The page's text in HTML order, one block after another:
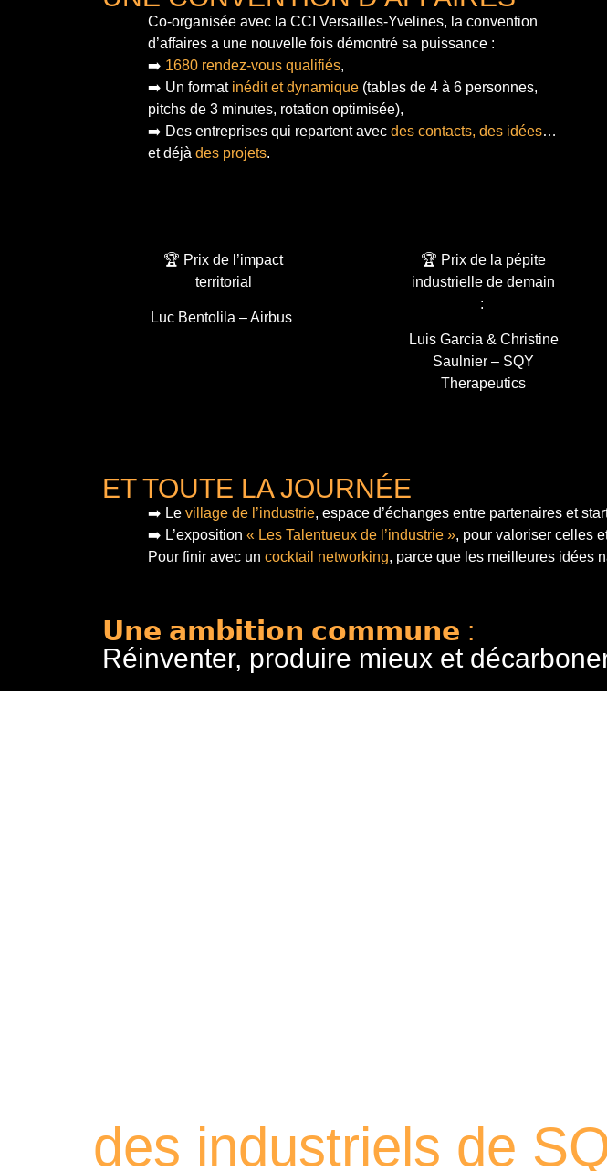
Co-organisée avec la CCI Versailles-Yvelines, la convention
d’affaires a une nouvelle fois démontré sa puissance :
➡️ 1680 rendez-vous qualifiés,
➡️ Un format inédit et dynamique (tables de 4 à 6 personnes,
pitchs de 3 minutes, rotation optimisée),
➡️ Des entreprises qui repartent avec des contacts, des idées…
et déjà des projets.
🏆 Prix de l’impact
territorial
Luc Bentolila – Airbus
🏆 Prix de la pépite
industrielle de demain
:
Luis Garcia & Christine
Saulnier – SQY
Therapeutics
ET TOUTE LA JOURNÉE
➡️ Le village de l’industrie, espace d’échanges entre partenaires et
➡️ L’exposition « Les Talentueux de l’industrie », pour valoriser celles
Pour finir avec un cocktail networking, parce que les meilleures idées
𝗨𝗻𝗲 𝗮𝗺𝗯𝗶𝘁𝗶𝗼𝗻 𝗰𝗼𝗺𝗺𝘂𝗻𝗲 :
Réinventer, produire mieux et
des industriels de